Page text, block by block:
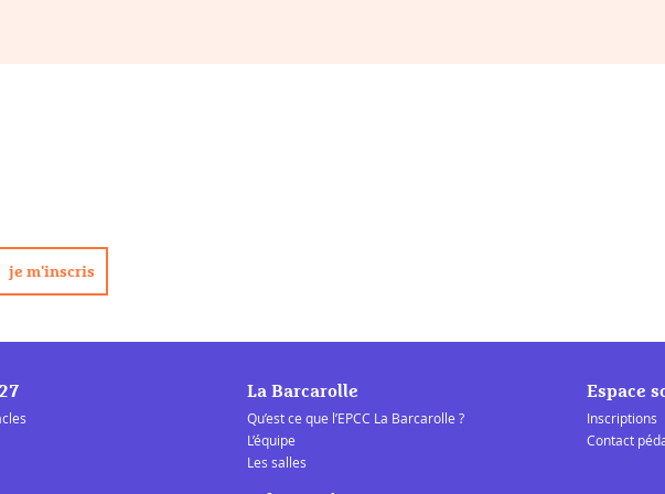
La Barcarolle
Qu’est ce que l’EPCC La Barcarolle ?
L’équipe
Les salles
Espace
Inscriptions
Contact